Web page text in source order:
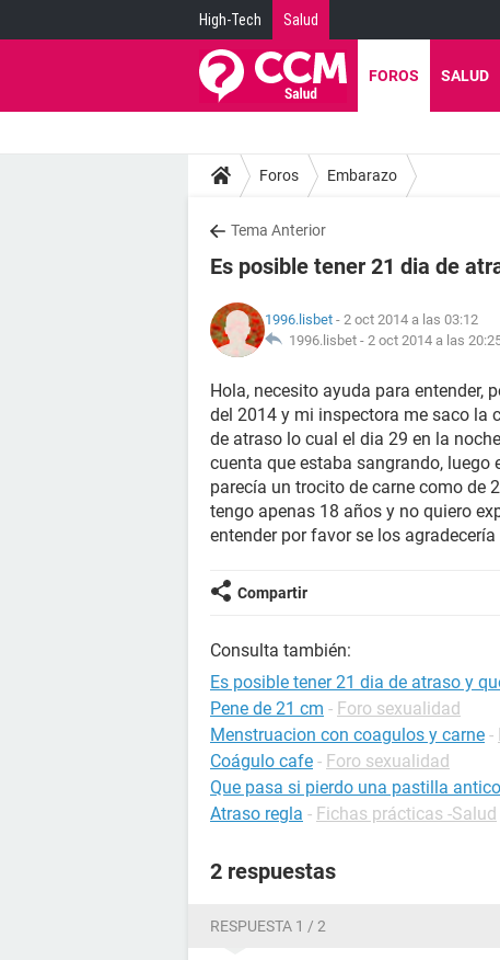
High-Tech Salud
FOROS SALUD
Foros Embarazo
Tema Anterior
Es posible tener 21 dia de
1996.lisbet - 2 oct 2014 a las 03:12
1996.lisbet - 2 oct 2014 a las
Hola, necesito ayuda para entender,
del 2014 y mi inspectora me saco la
de atraso lo cual el dia 29 en la
cuenta que estaba sangrando, luego
parecía un trocito de carne como de
tengo apenas 18 años y no quiero
entender por favor se los
Compartir
Consulta también:
Es posible tener 21 dia de atraso y
Pene de 21 cm - Foro sexualidad
Menstruacion con coagulos y carne -
Coágulo cafe - Foro sexualidad
Que pasa si pierdo una pastilla
Atraso regla - Fichas prácticas -Salud
2 respuestas
RESPUESTA 1 / 2